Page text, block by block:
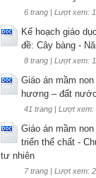
6 trang | Lượt xem:
Kế hoạch giáo
đề: Cây bàng -
8 trang | Lượt xem:
Giáo án mầm
hương – đất nước
41 trang | Lượt xem:
Giáo án mầm
triển thể chất -
tư nhiên
7 trang | Lượt xem: